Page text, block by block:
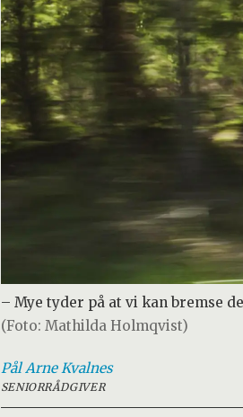
– Mye tyder på at vi kan bremse
(Foto: Mathilda Holmqvist)
Pål Arne Kvalnes
SENIORRÅDGIVER